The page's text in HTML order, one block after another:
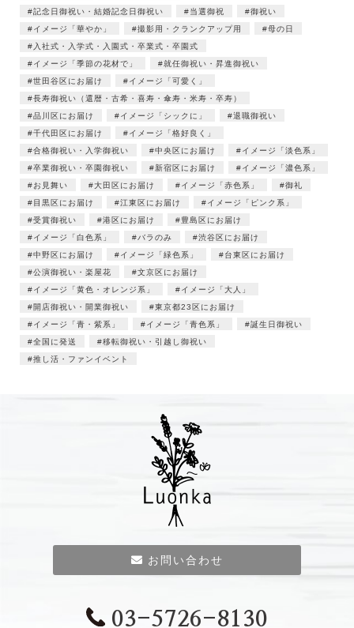
記念日御祝い・結婚記念日御祝い
当選御祝
御祝い
イメージ「華やか」
撮影用・クランクアップ用
母の日
入社式・入学式・入園式・卒業式・卒園式
イメージ「季節の花材で」
就任御祝い・昇進御祝い
世田谷区にお届け
イメージ「可愛く」
長寿御祝い（還暦・古希・喜寿・傘寿・米寿・卒寿）
品川区にお届け
イメージ「シックに」
退職御祝い
千代田区にお届け
イメージ「格好良く」
合格御祝い・入学御祝い
中央区にお届け
イメージ「淡色系」
卒業御祝い・卒園御祝い
新宿区にお届け
イメージ「濃色系」
お見舞い
大田区にお届け イメージ「赤色系」
御礼
目黒区にお届け
江東区にお届け
イメージ「ピンク系」
受賞御祝い
港区にお届け
豊島区にお届け
イメージ「白色系」
バラのみ
渋谷区にお届け
中野区にお届け
イメージ「緑色系」
台東区にお届け
公演御祝い・楽屋花
文京区にお届け
イメージ「黄色・オレンジ系」
イメージ「大人」
開店御祝い・開業御祝い
東京都23区にお届け
イメージ「青・紫系」
イメージ「青色系」
誕生日御祝い
全国に発送
移転御祝い・引越し御祝い
推し活・ファンイベント
お問い合わせ
03-5726-8130